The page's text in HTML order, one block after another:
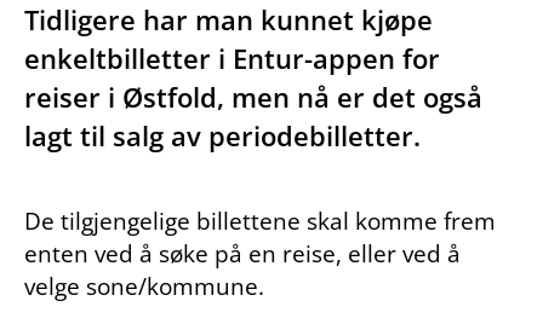
Tidligere har man kunnet kjøpe
enkeltbilletter i Entur-appen for
reiser i Østfold, men nå er det også
lagt til salg av periodebilletter.
De tilgjengelige billettene skal komme frem
enten ved å søke på en reise, eller ved å
velge sone/kommune.